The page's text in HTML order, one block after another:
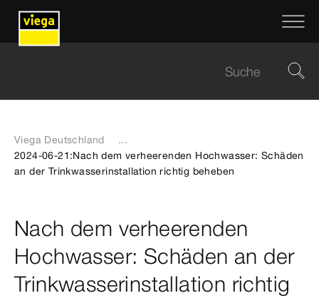
Viega Deutschland
...
2024-06-21:Nach dem verheerenden Hochwasser: Schäden
an der Trinkwasserinstallation richtig beheben
Nach dem verheerenden
Hochwasser: Schäden an der
Trinkwasserinstallation richtig